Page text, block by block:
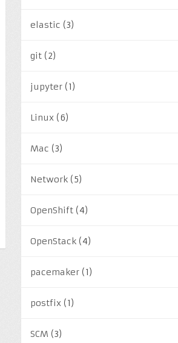
elastic (3)
git (2)
jupyter (1)
Linux (6)
Mac (3)
Network (5)
OpenShift (4)
OpenStack (4)
pacemaker (1)
postfix (1)
SCM (3)